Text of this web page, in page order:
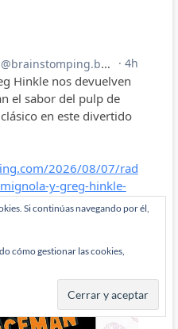
Si continúas navegando por él,
cómo gestionar las cookies,